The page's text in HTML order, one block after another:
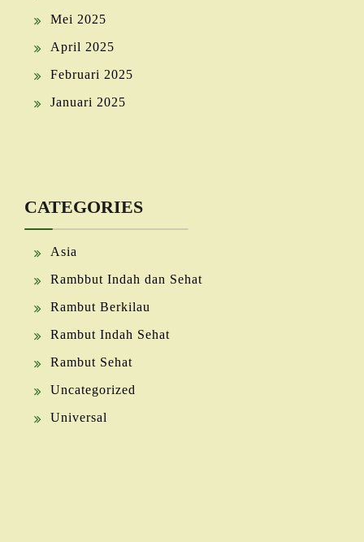
Mei 2025
April 2025
Februari 2025
Januari 2025
CATEGORIES
Asia
Rambbut Indah dan Sehat
Rambut Berkilau
Rambut Indah Sehat
Rambut Sehat
Uncategorized
Universal